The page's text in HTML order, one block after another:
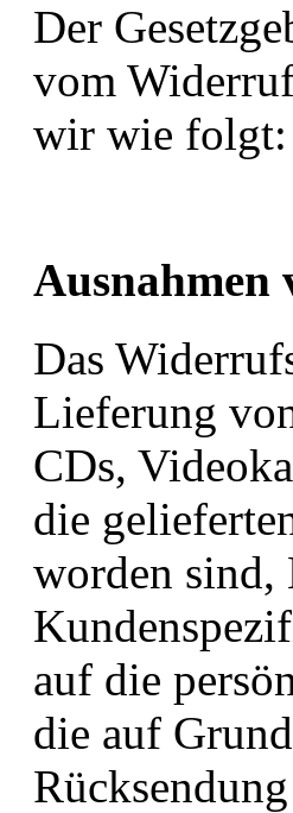
Der
vom
wir wie folgt:
Ausnahmen
Das
Lieferung
CDs,
die
worden sind,
auf die
die auf